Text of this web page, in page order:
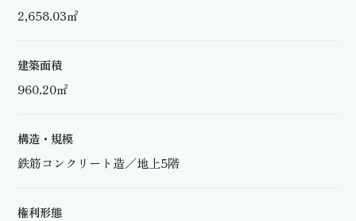
2,658.03㎡
建築面積
960.20㎡
構造・規模
鉄筋コンクリート造／地上5階
権利形態